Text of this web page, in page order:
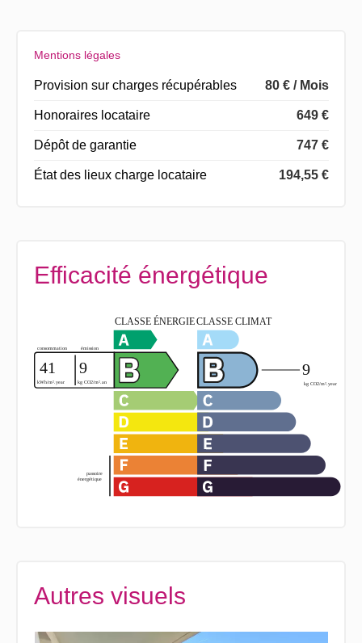
Mentions légales
Provision sur charges récupérables 80 € / Mois
Honoraires locataire 649 €
Dépôt de garantie 747 €
État des lieux charge locataire 194,55 €
Efficacité énergétique
Autres visuels